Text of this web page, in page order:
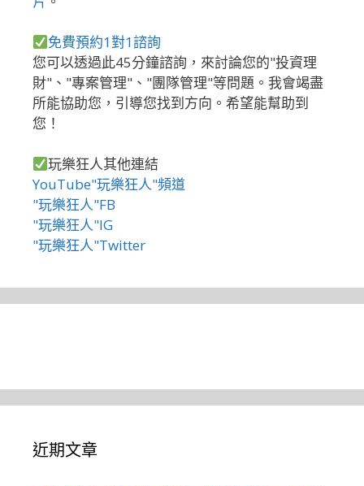
免費預約1對1諮詢
您可以透過此45分鐘諮詢，來討論您的"投資理
財"、"專案管理"、"團隊管理"等問題。我會竭盡
所能協助您，引導您找到方向。希望能幫助到
您！
玩樂狂人其他連結
YouTube"玩樂狂人"頻道
"玩樂狂人"FB
"玩樂狂人"IG
"玩樂狂人"Twitter
近期文章